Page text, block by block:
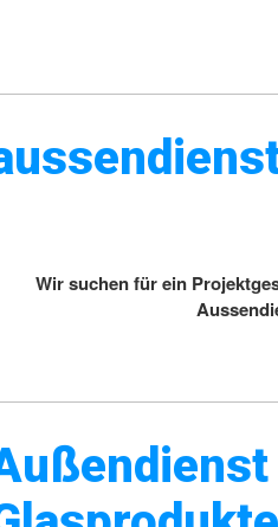
Wir suchen für ein